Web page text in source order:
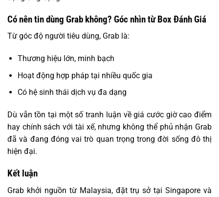
Có nên tin dùng Grab không? Góc nhìn từ Box Đánh Giá
Từ góc độ người tiêu dùng, Grab là:
Thương hiệu lớn, minh bạch
Hoạt động hợp pháp tại nhiều quốc gia
Có hệ sinh thái dịch vụ đa dạng
Dù vẫn tồn tại một số tranh luận về giá cước giờ cao điểm
hay chính sách với tài xế, nhưng không thể phủ nhận Grab
đã và đang đóng vai trò quan trọng trong đời sống đô thị
hiện đại.
Kết luận
Grab khởi nguồn từ Malaysia, đặt trụ sở tại Singapore và